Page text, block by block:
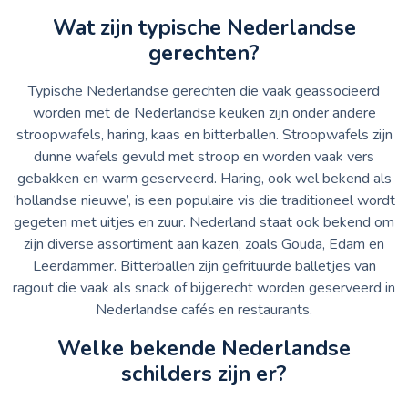
Wat zijn typische Nederlandse
gerechten?
Typische Nederlandse gerechten die vaak geassocieerd
worden met de Nederlandse keuken zijn onder andere
stroopwafels, haring, kaas en bitterballen. Stroopwafels zijn
dunne wafels gevuld met stroop en worden vaak vers
gebakken en warm geserveerd. Haring, ook wel bekend als
‘hollandse nieuwe’, is een populaire vis die traditioneel wordt
gegeten met uitjes en zuur. Nederland staat ook bekend om
zijn diverse assortiment aan kazen, zoals Gouda, Edam en
Leerdammer. Bitterballen zijn gefrituurde balletjes van
ragout die vaak als snack of bijgerecht worden geserveerd in
Nederlandse cafés en restaurants.
Welke bekende Nederlandse
schilders zijn er?